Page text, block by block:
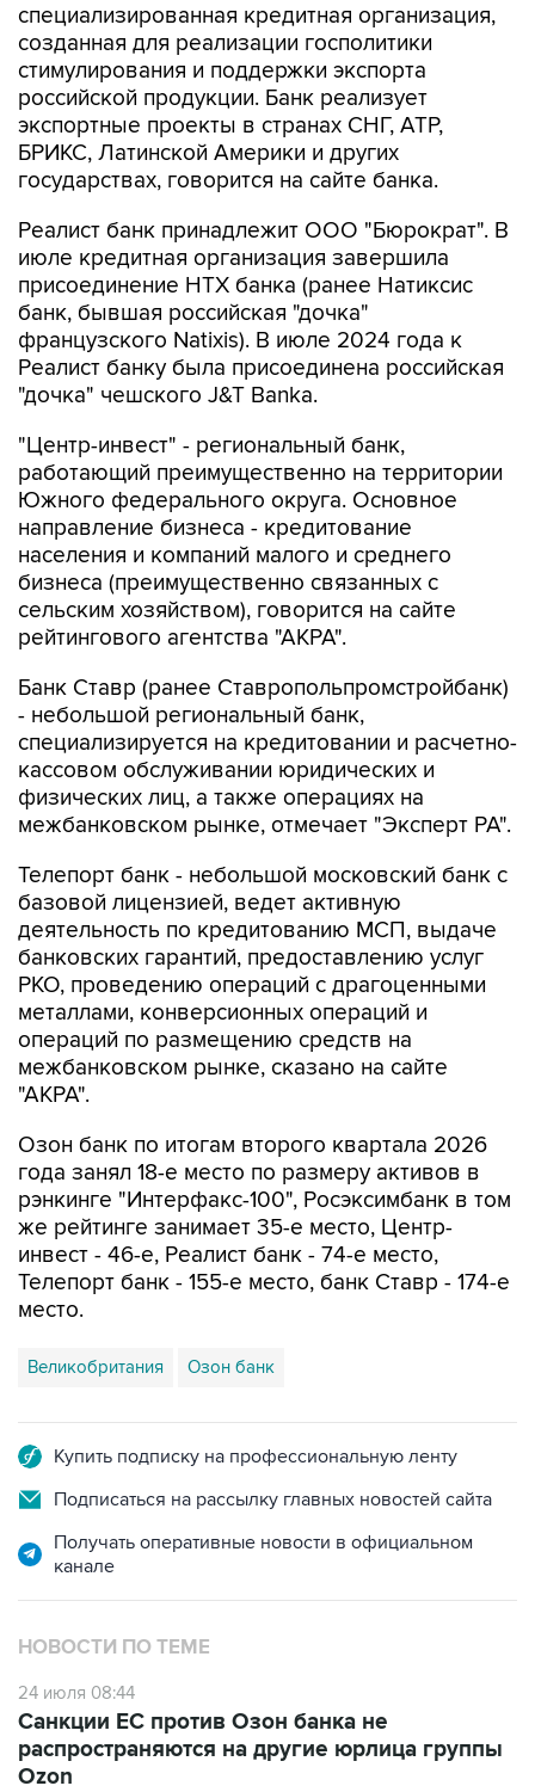
специализированная кредитная организация,
созданная для реализации госполитики
стимулирования и поддержки экспорта
российской продукции. Банк реализует
экспортные проекты в странах СНГ, АТР,
БРИКС, Латинской Америки и других
государствах, говорится на сайте банка.
Реалист банк принадлежит ООО "Бюрократ". В
июле кредитная организация завершила
присоединение НТХ банка (ранее Натиксис
банк, бывшая российская "дочка"
французского Natixis). В июле 2024 года к
Реалист банку была присоединена российская
"дочка" чешского J&T Banka.
"Центр-инвест" - региональный банк,
работающий преимущественно на территории
Южного федерального округа. Основное
направление бизнеса - кредитование
населения и компаний малого и среднего
бизнеса (преимущественно связанных с
сельским хозяйством), говорится на сайте
рейтингового агентства "АКРА".
Банк Ставр (ранее Ставропольпромстройбанк)
- небольшой региональный банк,
специализируется на кредитовании и расчетно-
кассовом обслуживании юридических и
физических лиц, а также операциях на
межбанковском рынке, отмечает "Эксперт РА".
Телепорт банк - небольшой московский банк с
базовой лицензией, ведет активную
деятельность по кредитованию МСП, выдаче
банковских гарантий, предоставлению услуг
РКО, проведению операций с драгоценными
металлами, конверсионных операций и
операций по размещению средств на
межбанковском рынке, сказано на сайте
"АКРА".
Озон банк по итогам второго квартала 2026
года занял 18-е место по размеру активов в
рэнкинге "Интерфакс-100", Росэксимбанк в том
же рейтинге занимает 35-е место, Центр-
инвест - 46-е, Реалист банк - 74-е место,
Телепорт банк - 155-е место, банк Ставр - 174-е
место.
Великобритания Озон банк
Купить подписку на профессиональную ленту
Подписаться на рассылку главных новостей сайта
Получать оперативные новости в официальном
канале
НОВОСТИ ПО ТЕМЕ
24 июля 08:44
Санкции ЕС против Озон банка не
распространяются на другие юрлица группы
Ozon